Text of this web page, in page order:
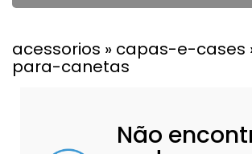
acessorios » capas-e-cases
para-canetas
Não